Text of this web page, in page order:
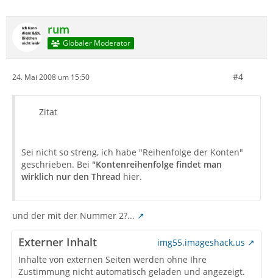
rum
Globaler Moderator
24. Mai 2008 um 15:50 #4
Zitat
Sei nicht so streng, ich habe "Reihenfolge der Konten"
geschrieben. Bei "Kontenreihenfolge findet man
wirklich nur den Thread hier.
und der mit der Nummer 2?...
Externer Inhalt
img55.imageshack.us
Inhalte von externen Seiten werden ohne Ihre
Zustimmung nicht automatisch geladen und angezeigt.